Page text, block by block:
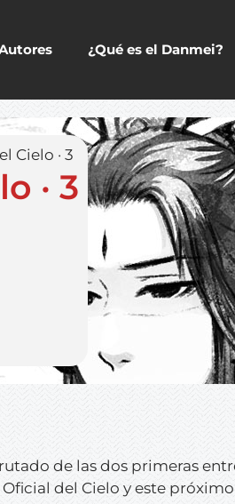
¿Qué es el Danmei?
Cielo · 3
· 3
de las dos primeras
del Cielo y este